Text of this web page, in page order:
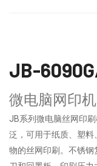
JB-
微电脑网印机
JB系列微电脑丝网印
泛，可用于纸质、塑
物的丝网印刷。不锈钢